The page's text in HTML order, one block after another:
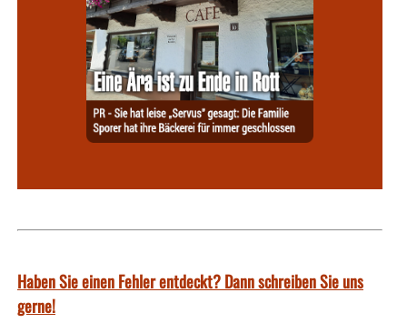
Haben Sie einen Fehler entdeckt? Dann schreiben Sie uns
gerne!